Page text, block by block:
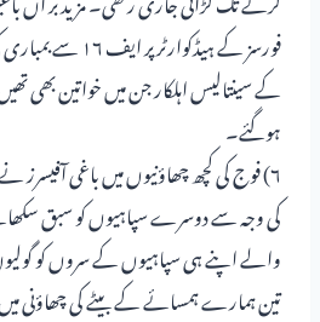
فورسز کے
کے سینتالیس اہلکار جن میں خواتین بھی
ہوگئے۔
۶) فوج کی کچھ چھاؤنیوں میں باغی
کی وجہ سے دوسرے سپاہیوں کو سبق
والے اپنے ہی سپاہیوں کے سروں کو
تین ہمارے ہمسائے کے بیٹے کی چھاؤنی